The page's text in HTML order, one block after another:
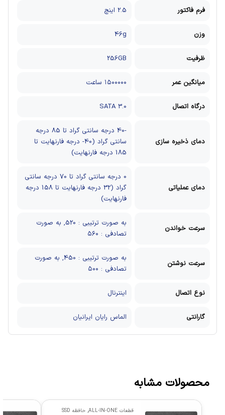
فرم فاکتور 2.5 اینچ
وزن 46g
ظرفیت 256GB
میانگین عمر ۱۵۰۰۰۰۰ ساعت
درگاه اتصال SATA 3.0
دمای ذخیره سازی
-40 درجه سانتی گراد تا 85 درجه
سانتی گراد (40- درجه فارنهایت تا
185 درجه فارنهایت)
دمای عملیاتی
0 درجه سانتی گراد تا 70 درجه سانتی
گراد (32 درجه فارنهایت تا 158 درجه
فارنهایت)
سرعت خواندن
به صورت ترتيبی : 520, به صورت
تصادفی : ۵۶۰
سرعت نوشتن
به صورت ترتیبی : 450, به صورت
تصادفی : ۵۰۰
نوع اتصال اینترنال
گارانتی الماس رایان ایرانیان
محصولات مشابه
قطعات ALL-IN-ONE , حافظه SSD